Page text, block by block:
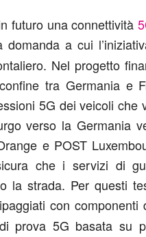
futuro una connettività
a cui
Nel progetto
tra Germania e
5G dei veicoli
verso la Germania
e POST
che i servizi di
la strada. Per questi
con
prova 5G basata su